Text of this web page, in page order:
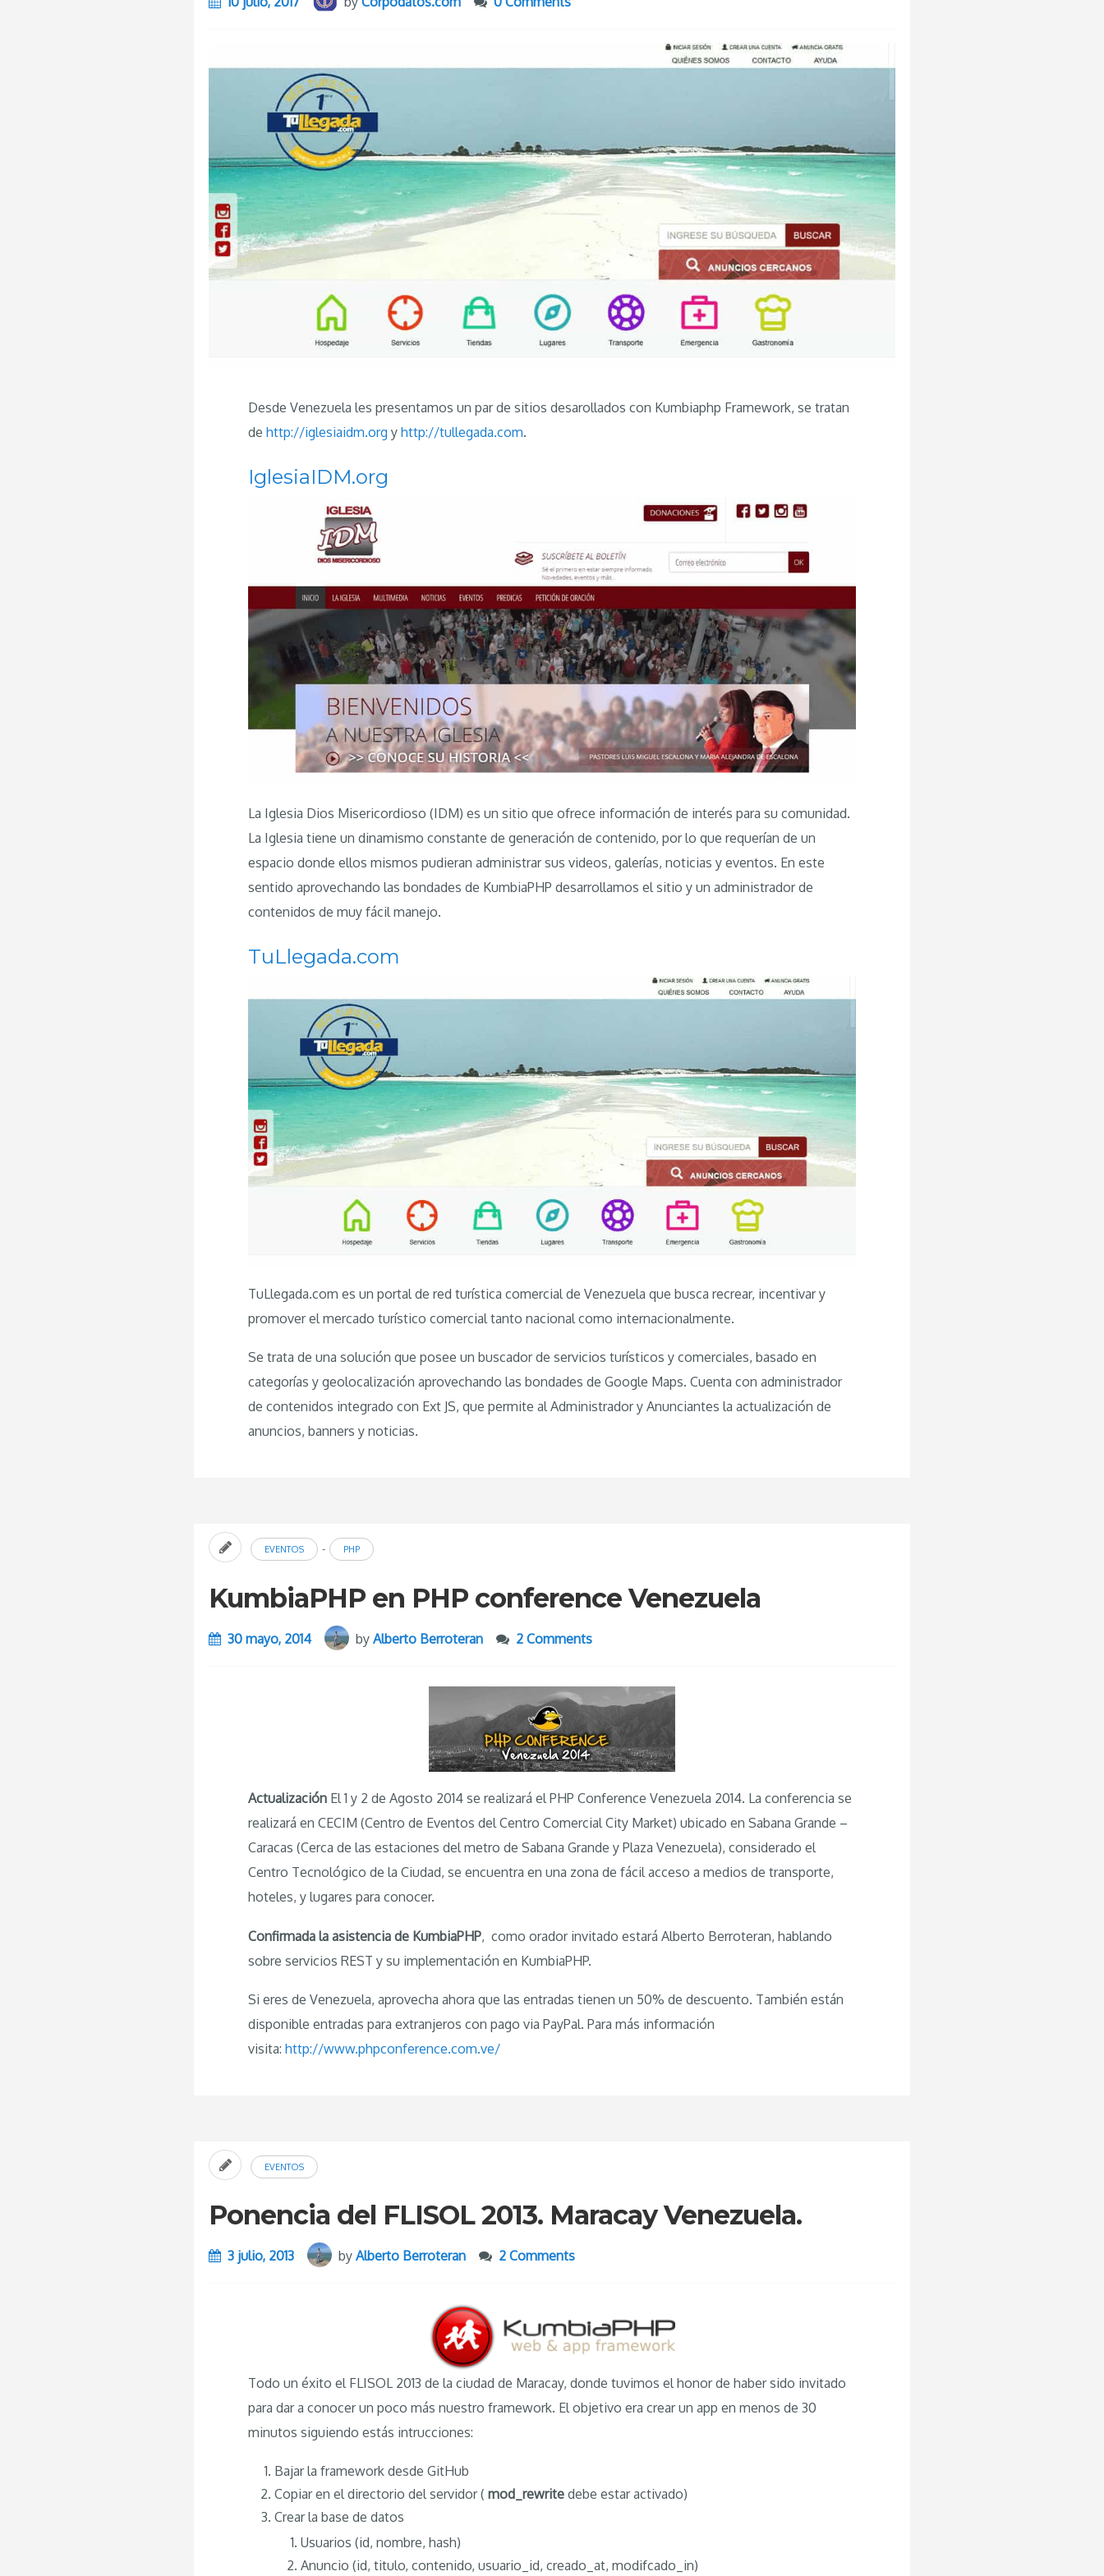
Desde Venezuela les presentamos un par de sitios desarollados con Kumbiaphp Framework, se tratan
de http://iglesiaidm.org y http://tullegada.com.
IglesiaIDM.org
La Iglesia Dios Misericordioso (IDM) es un sitio que ofrece información de interés para su comunidad.
La Iglesia tiene un dinamismo constante de generación de contenido, por lo que requerían de un
espacio donde ellos mismos pudieran administrar sus videos, galerías, noticias y eventos. En este
sentido aprovechando las bondades de KumbiaPHP desarrollamos el sitio y un administrador de
contenidos de muy fácil manejo.
TuLlegada.com
TuLlegada.com es un portal de red turística comercial de Venezuela que busca recrear, incentivar y
promover el mercado turístico comercial tanto nacional como internacionalmente.
Se trata de una solución que posee un buscador de servicios turísticos y comerciales, basado en
categorías y geolocalización aprovechando las bondades de Google Maps. Cuenta con administrador
de contenidos integrado con Ext JS, que permite al Administrador y Anunciantes la actualización de
anuncios, banners y noticias.
EVENTOS - PHP
KumbiaPHP en PHP conference Venezuela
30 mayo, 2014 by Alberto Berroteran 2 Comments
Actualización El 1 y 2 de Agosto 2014 se realizará el PHP Conference Venezuela 2014. La conferencia se
realizará en CECIM (Centro de Eventos del Centro Comercial City Market) ubicado en Sabana Grande –
Caracas (Cerca de las estaciones del metro de Sabana Grande y Plaza Venezuela), considerado el
Centro Tecnológico de la Ciudad, se encuentra en una zona de fácil acceso a medios de transporte,
hoteles, y lugares para conocer.
Confirmada la asistencia de KumbiaPHP, como orador invitado estará Alberto Berroteran, hablando
sobre servicios REST y su implementación en KumbiaPHP.
Si eres de Venezuela, aprovecha ahora que las entradas tienen un 50% de descuento. También están
disponible entradas para extranjeros con pago via PayPal. Para más información
visita: http://www.phpconference.com.ve/
EVENTOS
Ponencia del FLISOL 2013. Maracay Venezuela.
3 julio, 2013 by Alberto Berroteran 2 Comments
Todo un éxito el FLISOL 2013 de la ciudad de Maracay, donde tuvimos el honor de haber sido invitado
para dar a conocer un poco más nuestro framework. El objetivo era crear un app en menos de 30
minutos siguiendo estás intrucciones:
Bajar la framework desde GitHub
Copiar en el directorio del servidor ( mod_rewrite debe estar activado)
Crear la base de datos
Usuarios (id, nombre, hash)
Anuncio (id, titulo, contenido, usuario_id, creado_at, modifcado_in)